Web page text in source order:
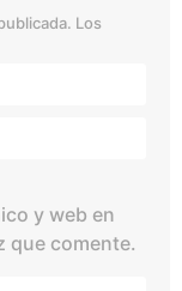
Los
y web en
que comente.